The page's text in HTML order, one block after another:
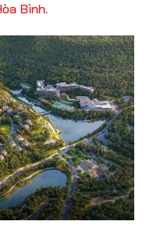
Bình.